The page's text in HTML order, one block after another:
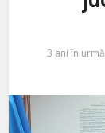
3 ani în urmă